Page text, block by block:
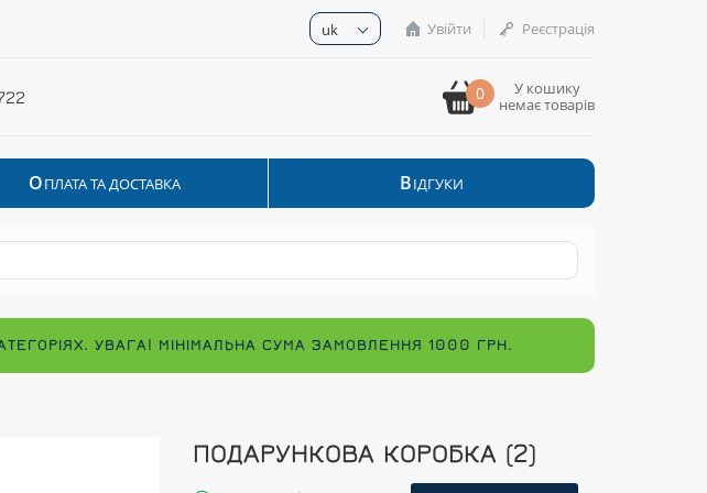
uk Увійти Реєстрація
0
У кошику
немає товарів
ОПЛАТА ТА ДОСТАВКА ВІДГУКИ
УВАГА! МІНІМАЛЬНА СУМА ЗАМОВЛЕННЯ 1000 ГРН.
ПОДАРУНКОВА КОРОБКА (2)